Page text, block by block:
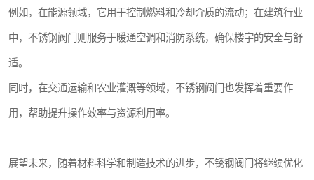
例如，在能源领域，它用于控制燃料和冷却介质的流动；在建筑行业
中，不锈钢阀门则服务于暖通空调和消防系统，确保楼宇的安全与舒
适。
同时，在交通运输和农业灌溉等领域，不锈钢阀门也发挥着重要作
用，帮助提升操作效率与资源利用率。
展望未来，随着材料科学和制造技术的进步，不锈钢阀门将继续优化